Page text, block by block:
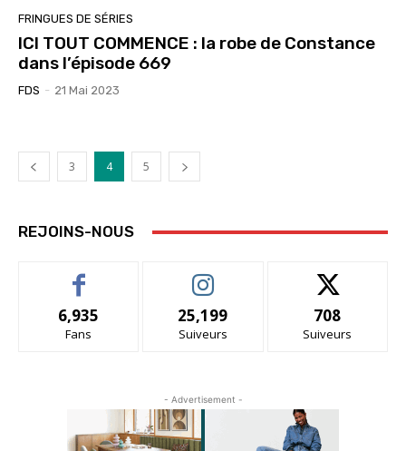
FRINGUES DE SÉRIES
ICI TOUT COMMENCE : la robe de Constance
dans l’épisode 669
FDS - 21 Mai 2023
3 4 5
REJOINS-NOUS
6,935
Fans
25,199
Suiveurs
708
Suiveurs
- Advertisement -